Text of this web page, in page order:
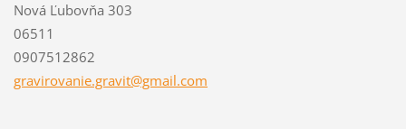
Nová Ľubovňa 303
06511
0907512862
gravirovanie.gravit@gmail.com